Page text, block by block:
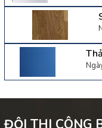
ĐỘI THI CÔNG